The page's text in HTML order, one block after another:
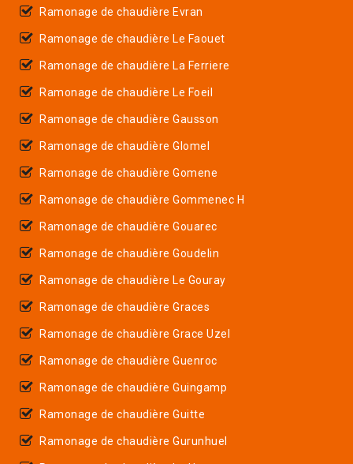
Ramonage de chaudière Evran
Ramonage de chaudière Le Faouet
Ramonage de chaudière La Ferriere
Ramonage de chaudière Le Foeil
Ramonage de chaudière Gausson
Ramonage de chaudière Glomel
Ramonage de chaudière Gomene
Ramonage de chaudière Gommenec H
Ramonage de chaudière Gouarec
Ramonage de chaudière Goudelin
Ramonage de chaudière Le Gouray
Ramonage de chaudière Graces
Ramonage de chaudière Grace Uzel
Ramonage de chaudière Guenroc
Ramonage de chaudière Guingamp
Ramonage de chaudière Guitte
Ramonage de chaudière Gurunhuel